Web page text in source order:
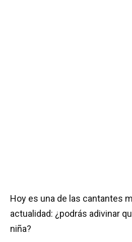
Hoy es una de las cantantes
actualidad: ¿podrás adivinar
niña?